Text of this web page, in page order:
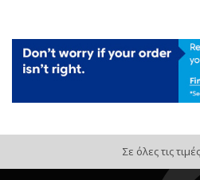
Σε όλες τις